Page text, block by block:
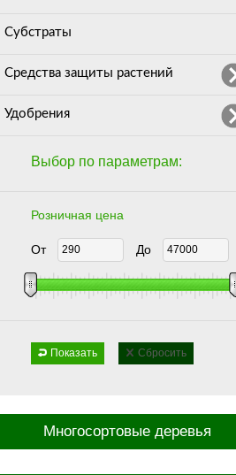
Субстраты
Средства защиты растений
Удобрения
Многосортовые деревья
Выбор по параметрам:
Розничная цена
От До
Показать Сбросить